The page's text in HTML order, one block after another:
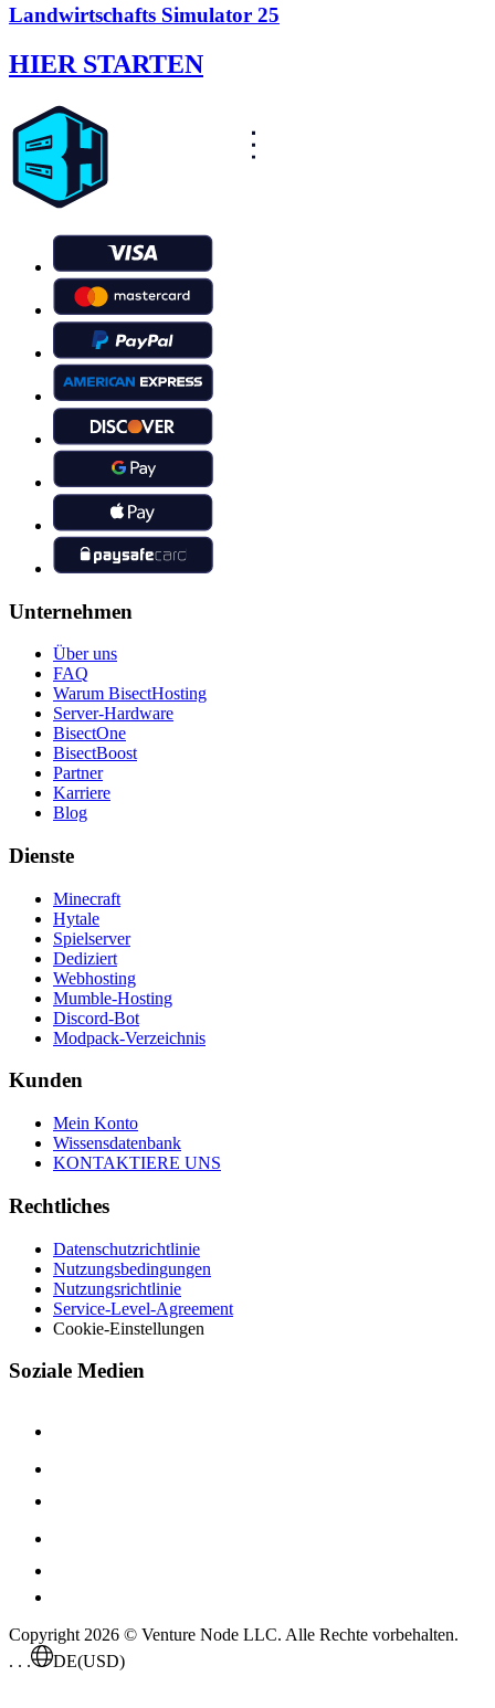
Landwirtschafts Simulator 25
HIER STARTEN
Unternehmen
Über uns
FAQ
Warum BisectHosting
Server-Hardware
BisectOne
BisectBoost
Partner
Karriere
Blog
Dienste
Minecraft
Hytale
Spielserver
Dediziert
Webhosting
Mumble-Hosting
Discord-Bot
Modpack-Verzeichnis
Kunden
Mein Konto
Wissensdatenbank
KONTAKTIERE UNS
Rechtliches
Datenschutzrichtlinie
Nutzungsbedingungen
Nutzungsrichtlinie
Service-Level-Agreement
Cookie-Einstellungen
Soziale Medien
Copyright 2026 © Venture Node LLC. Alle Rechte vorbehalten.
. . .
DE(USD)